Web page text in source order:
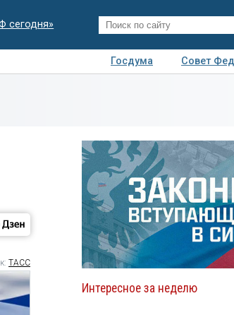
сегодня»
Госдума
Совет
ТАСС
Интересное за неделю